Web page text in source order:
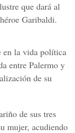
que dará al
Garibaldi.
en la vida política
entre Palermo y
de su
de sus tres
mujer, acudiendo